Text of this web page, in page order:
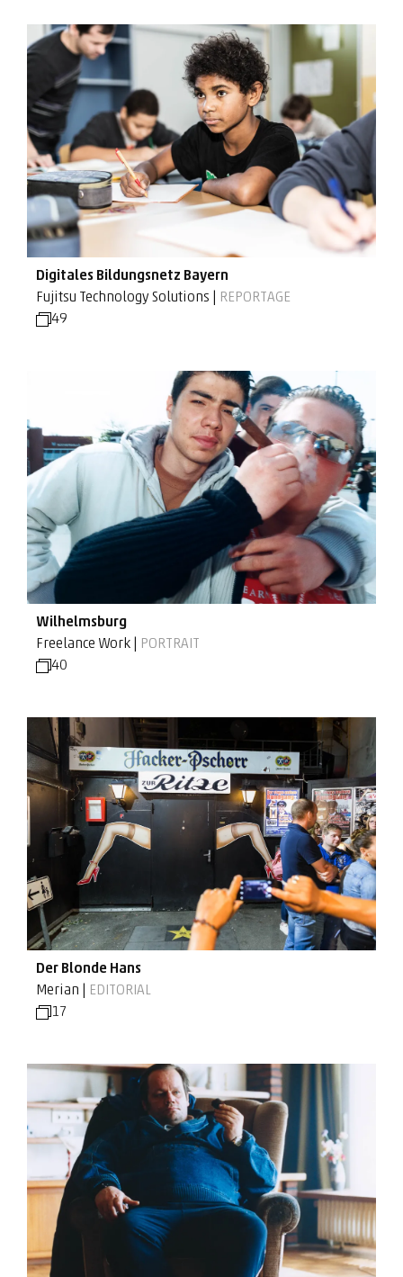
Digitales Bildungsnetz Bayern
Fujitsu Technology Solutions |
REPORTAGE
49
Wilhelmsburg
Freelance Work |
PORTRAIT
40
Der Blonde Hans
Merian |
EDITORIAL
17